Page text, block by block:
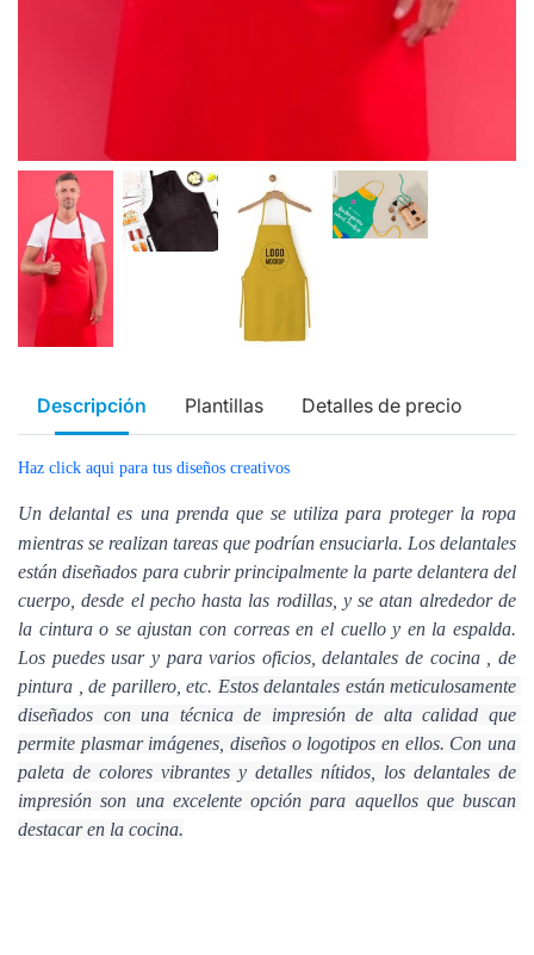
Descripción Plantillas Detalles de precio
Haz click aqui para tus diseños creativos
Un delantal es una prenda que se utiliza para proteger la ropa
mientras se realizan tareas que podrían ensuciarla. Los delantales
están diseñados para cubrir principalmente la parte delantera del
cuerpo, desde el pecho hasta las rodillas, y se atan alrededor de
la cintura o se ajustan con correas en el cuello y en la espalda.
Los puedes usar y para varios oficios, delantales de cocina , de
pintura , de parillero, etc. Estos delantales están meticulosamente
diseñados con una técnica de impresión de alta calidad que
permite plasmar imágenes, diseños o logotipos en ellos. Con una
paleta de colores vibrantes y detalles nítidos, los delantales de
impresión son una excelente opción para aquellos que buscan
destacar en la cocina.